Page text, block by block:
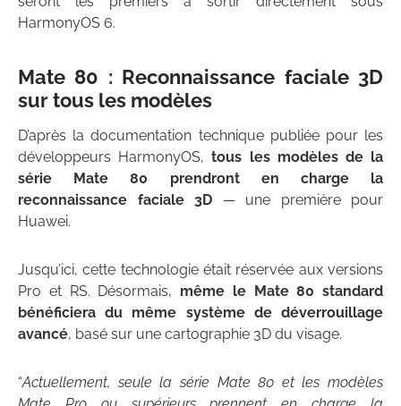
HarmonyOS 6.
Mate 80 : Reconnaissance faciale 3D
sur tous les modèles
D’après la documentation technique publiée pour les
développeurs HarmonyOS,tous les modèles de la
série Mate 80 prendront en charge la
reconnaissance faciale 3D — une première pour
Huawei.
Jusqu’ici, cette technologie était réservée aux versions
Pro et RS. Désormais, même le Mate 80 standard
bénéficiera du même système de déverrouillage
avancé, basé sur une cartographie 3D du visage.
“Actuellement, seule la série Mate 80 et les modèles